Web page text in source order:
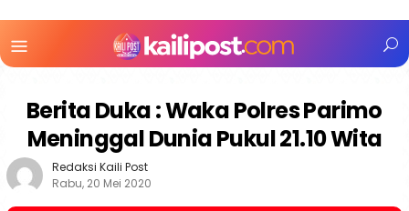
Mobile
Berita Duka : Waka Polres Parimo
Meninggal Dunia Pukul 21.10 Wita
Redaksi Kaili Post
Rabu, 20 Mei 2020